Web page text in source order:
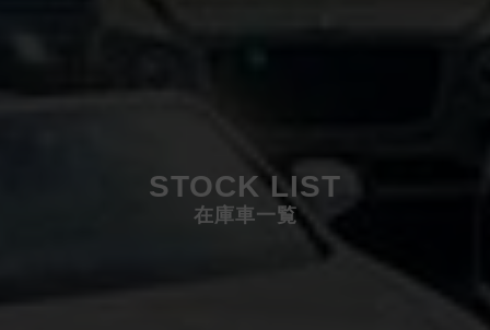
STOCK LIST
在庫車一覧